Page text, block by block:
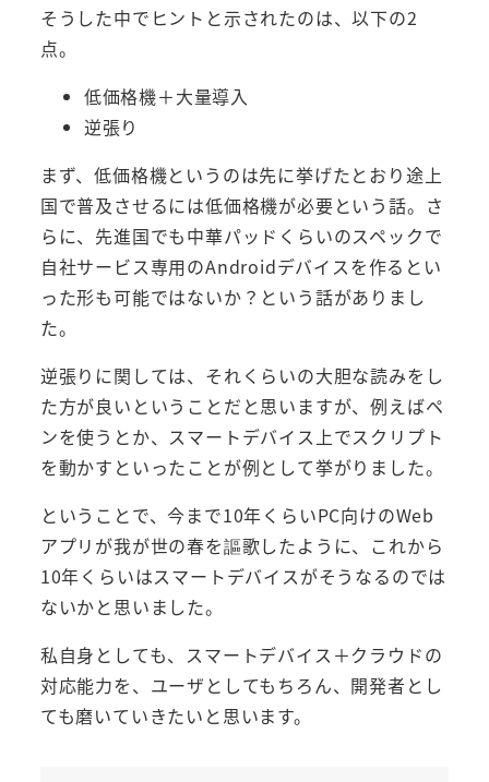
そうした中でヒントと示されたのは、以下の2
点。
低価格機＋大量導入
逆張り
まず、低価格機というのは先に挙げたとおり途上
国で普及させるには低価格機が必要という話。さ
らに、先進国でも中華パッドくらいのスペックで
自社サービス専用のAndroidデバイスを作るとい
った形も可能ではないか？という話がありまし
た。
逆張りに関しては、それくらいの大胆な読みをし
た方が良いということだと思いますが、例えばペ
ンを使うとか、スマートデバイス上でスクリプト
を動かすといったことが例として挙がりました。
ということで、今まで10年くらいPC向けのWeb
アプリが我が世の春を謳歌したように、これから
10年くらいはスマートデバイスがそうなるのでは
ないかと思いました。
私自身としても、スマートデバイス＋クラウドの
対応能力を、ユーザとしてもちろん、開発者とし
ても磨いていきたいと思います。